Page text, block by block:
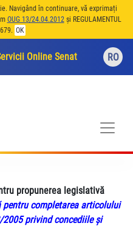
Navigând în continuare, vă exprimați
OUG 13/24.04.2012și REGULAMENTUL
OK
Online Senat RO
propunerea legislativă
completarea articolului
2005 privind concediile și